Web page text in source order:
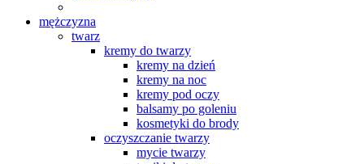
mężczyzna
twarz
kremy do twarzy
kremy na dzień
kremy na noc
kremy pod oczy
balsamy po goleniu
kosmetyki do brody
oczyszczanie twarzy
mycie twarzy